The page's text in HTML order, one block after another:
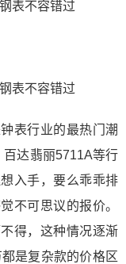
表行业的最热门潮
达翡丽5711A等行
入手，要么乖乖排
不可思议的报价。
得，这种情况逐渐
是复杂款的价格区